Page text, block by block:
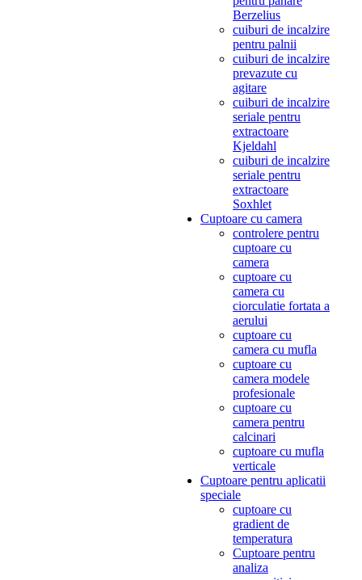
Berzelius
cuiburi de incalzire
pentru palnii
cuiburi de incalzire
prevazute cu
agitare
cuiburi de incalzire
seriale pentru
extractoare
Kjeldahl
cuiburi de incalzire
seriale pentru
extractoare
Soxhlet
Cuptoare cu camera
controlere pentru
cuptoare cu
camera
cuptoare cu
camera cu
ciorculatie fortata a
aerului
cuptoare cu
camera cu mufla
cuptoare cu
camera modele
profesionale
cuptoare cu
camera pentru
calcinari
cuptoare cu mufla
verticale
Cuptoare pentru aplicatii
speciale
cuptoare cu
gradient de
temperatura
Cuptoare pentru
analiza